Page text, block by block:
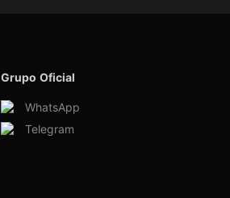
Grupo Oficial
WhatsApp
Telegram